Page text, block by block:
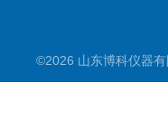
©2026 山东博科仪器